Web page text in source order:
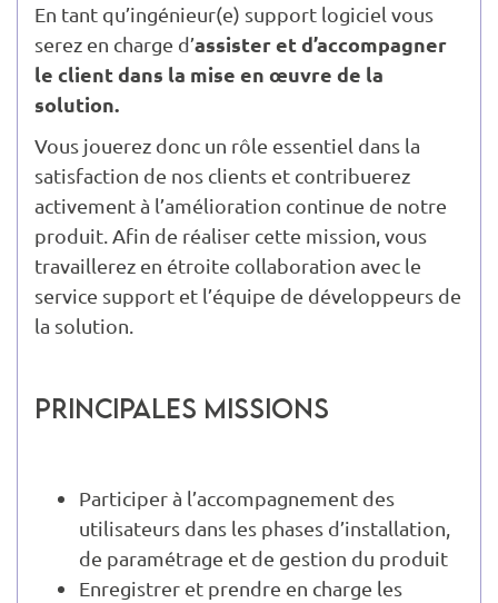
En tant qu’ingénieur(e) support logiciel vous
serez en charge d’assister et d’accompagner
le client dans la mise en œuvre de la
solution.
Vous jouerez donc un rôle essentiel dans la
satisfaction de nos clients et contribuerez
activement à l’amélioration continue de notre
produit. Afin de réaliser cette mission, vous
travaillerez en étroite collaboration avec le
service support et l’équipe de développeurs de
la solution.
Principales missions
Participer à l’accompagnement des
utilisateurs dans les phases d’installation,
de paramétrage et de gestion du produit
Enregistrer et prendre en charge les